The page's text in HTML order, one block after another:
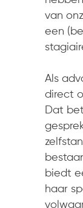
van
een
Als
direct
Dat
biedt
haar